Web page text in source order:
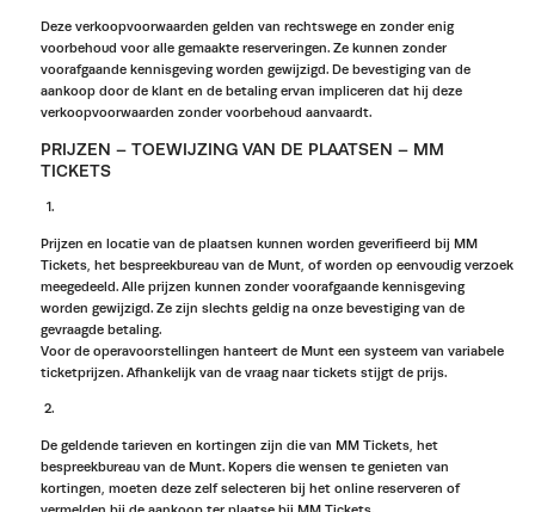
Deze verkoopvoorwaarden gelden van rechtswege en zonder enig
voorbehoud voor alle gemaakte reserveringen. Ze kunnen zonder
voorafgaande kennisgeving worden gewijzigd. De bevestiging van de
aankoop door de klant en de betaling ervan impliceren dat hij deze
verkoopvoorwaarden zonder voorbehoud aanvaardt.
PRIJZEN – TOEWIJZING VAN DE PLAATSEN – MM
TICKETS
Prijzen en locatie van de plaatsen kunnen worden geverifieerd bij MM
Tickets, het bespreekbureau van de Munt, of worden op eenvoudig verzoek
meegedeeld. Alle prijzen kunnen zonder voorafgaande kennisgeving
worden gewijzigd. Ze zijn slechts geldig na onze bevestiging van de
gevraagde betaling.
Voor de operavoorstellingen hanteert de Munt een systeem van variabele
ticketprijzen. Afhankelijk van de vraag naar tickets stijgt de prijs.
De geldende tarieven en kortingen zijn die van MM Tickets, het
bespreekbureau van de Munt. Kopers die wensen te genieten van
kortingen, moeten deze zelf selecteren bij het online reserveren of